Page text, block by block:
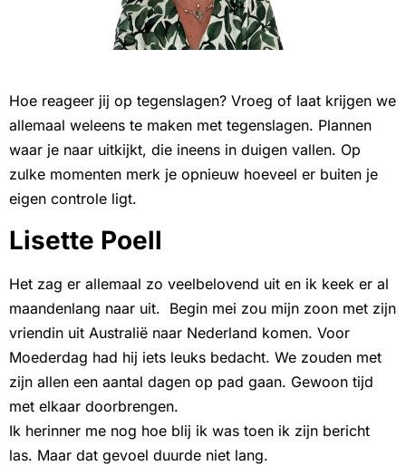
Hoe reageer jij op tegenslagen? Vroeg of laat krijgen we
allemaal weleens te maken met tegenslagen. Plannen
waar je naar uitkijkt, die ineens in duigen vallen. Op
zulke momenten merk je opnieuw hoeveel er buiten je
eigen controle ligt.
Lisette Poell
Het zag er allemaal zo veelbelovend uit en ik keek er al
maandenlang naar uit. Begin mei zou mijn zoon met zijn
vriendin uit Australië naar Nederland komen. Voor
Moederdag had hij iets leuks bedacht. We zouden met
zijn allen een aantal dagen op pad gaan. Gewoon tijd
met elkaar doorbrengen.
Ik herinner me nog hoe blij ik was toen ik zijn bericht
las. Maar dat gevoel duurde niet lang.